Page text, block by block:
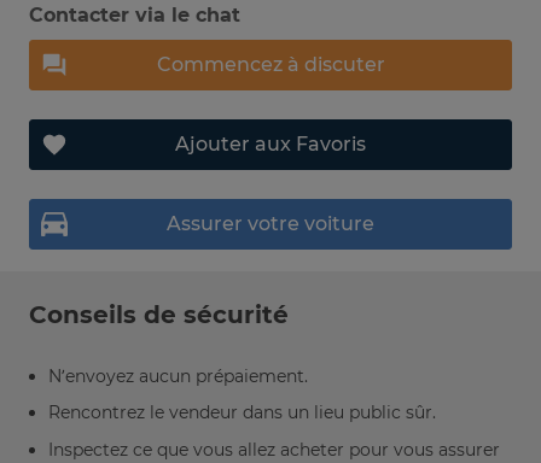
Contacter via le chat
Commencez à discuter
Ajouter aux Favoris
Assurer votre voiture
Conseils de sécurité
N’envoyez aucun prépaiement.
Rencontrez le vendeur dans un lieu public sûr.
Inspectez ce que vous allez acheter pour vous assurer